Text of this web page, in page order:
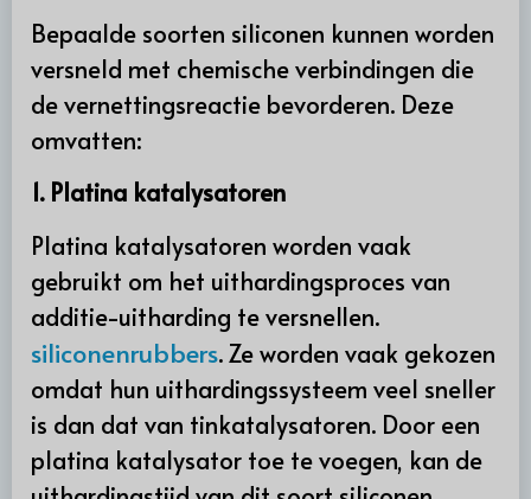
Bepaalde soorten siliconen kunnen worden
versneld met chemische verbindingen die
de vernettingsreactie bevorderen. Deze
omvatten:
1. Platina katalysatoren
Platina katalysatoren worden vaak
gebruikt om het uithardingsproces van
additie-uitharding te versnellen.
siliconenrubbers. Ze worden vaak gekozen
omdat hun uithardingssysteem veel sneller
is dan dat van tinkatalysatoren. Door een
platina katalysator toe te voegen, kan de